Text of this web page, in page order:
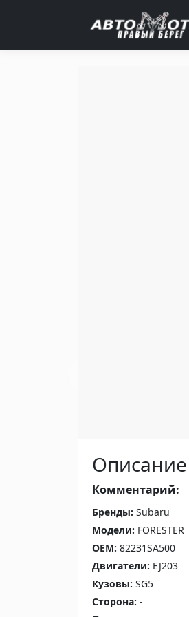
Описание
Комментарий:
Бренды: Subaru
Модели: FORESTER
OEM: 82231SA500
Двигатели: EJ203
Кузовы: SG5
Сторона: -